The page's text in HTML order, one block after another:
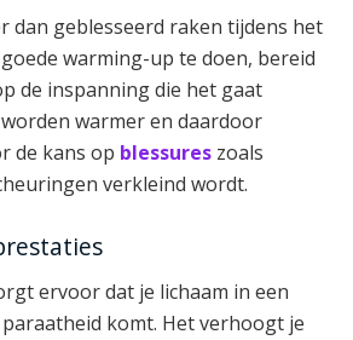
dan geblesseerd raken tijdens het
warming-up te doen, bereid
de inspanning die het gaat
warmer en daardoor
de kans op blessures zoals
verkleind wordt.
ervoor dat je lichaam in een
komt. Het verhoogt je